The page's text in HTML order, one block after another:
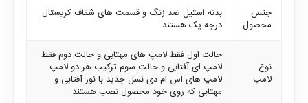
جنس
محصول
بدنه استیل ضد زنگ و قسمت های شفاف کریستال
درجه یک هستند
نوع
لامپ
حالت اول فقط لامپ های مهتابی و حالت دوم فقط
لامپ ای آفتابی و حالت سوم ترکیب هر دو لامپ
لامپ های اس ام دی نسل جدید با نور آفتابی و
مهتابی که روی خود محصول نصب هستند